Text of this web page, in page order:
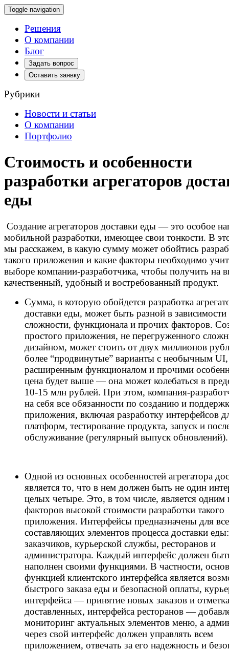
Toggle navigation
Решения
О компании
Блог
Задать вопрос
Оставить заявку
Рубрики
Новости и статьи
О компании
Портфолио
Стоимость и особенности
разработки агрегаторов
еды
Создание агрегаторов доставки еды — это особое
мобильной разработки, имеющее свои тонкости. В
мы расскажем, в какую сумму может обойтись
такого приложения и какие факторы необходимо
выборе компании-разработчика, чтобы получить на
качественный, удобный и востребованный продукт.
Сумма, в которую обойдется разработка
доставки еды, может быть разной в зависимости
сложности, функционала и прочих факторов.
простого приложения, не перегруженного
дизайном, может стоить от двух миллионов
более “продвинутые” варианты с необычным UI,
расширенным функционалом и прочими
цена будет выше — она может колебаться в
10-15 млн рублей. При этом, компания-
на себя все обязанности по созданию и
приложения, включая разработку интерфейсов
платформ, тестирование продукта, запуск и
обслуживание (регулярный выпуск
Одной из основных особенностей агрегатора
является то, что в нем должен быть не один
целых четыре. Это, в том числе, является одним
факторов высокой стоимости разработки такого
приложения. Интерфейсы предназначены для
составляющих элементов процесса доставки еды:
заказчиков, курьерской службы, ресторанов и
администратора. Каждый интерфейс должен
наполнен своими функциями. В частности,
функцией клиентского интерфейса является
быстрого заказа еды и безопасной оплаты,
интерфейса — принятие новых заказов и
доставленных, интерфейса ресторанов —
мониторинг актуальных элементов меню, а
через свой интерфейс должен управлять всем
приложением, отвечать за его надежность и